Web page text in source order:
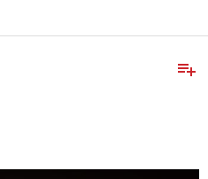
playlist_add